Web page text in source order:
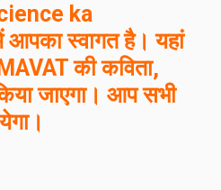
ka
स्वागत है। यहां
की कविता,
जाएगा। आप सभी